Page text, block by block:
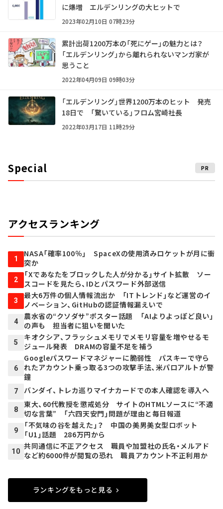
に爆増 エルデンリングの大ヒットで
2023年02月10日 07時23分
累計出荷1200万本の「死にゲー」の魅力とは？
「エルデンリング」から離れられないマンガ家が
思うこと
2022年04月09日 09時03分
「エルデンリング」世界1200万本のヒット 発売
18日で 「驚いている」フロム宮崎社長
2022年03月17日 11時29分
Special PR
アクセスランキング
1
NASA「確率100％」 SpaceXの使用済みロケットが月に衝
突か
2
「Xであなたをブロックした人が分かる」サイト拡散 ソー
スコードを見たら、IDとパスワード外部送信
3
最大6万件の個人情報流出か 「ITトレンド」など運営のイ
ノベーション、GitHubの認証情報漏えいで
4
農水省の“クソダサ”ポスター話題 「AIよりよっぽど良い」
の声も 担当者に狙いを聞いた
5
キオクシア、フラッシュメモリでメモリ容量を増やせるモ
ジュール発表 DRAMの容量不足を補う
6
Googleパスワードマネジャーに脆弱性 パスキーで守ら
れたアカウント乗っ取る3つの攻撃手法、米パロアルトが警
鐘
7 バンダイ、トレカ巡りマイナカードでの本人確認を導入へ
8
東大、60代教授を懲戒処分 サイトのHTMLソースに“不適
切な言葉” 「六四天安門」問題が理由と毎日報道
9
「不気味の谷を越えた」？ 中国の美男美女型ロボット
「U1」話題 286万円から
10
共同通信に不正アクセス 職員や加盟社の氏名・メルアド
など約6000件が閲覧の恐れ 職員アカウント不正利用か
ランキングをもっと見る